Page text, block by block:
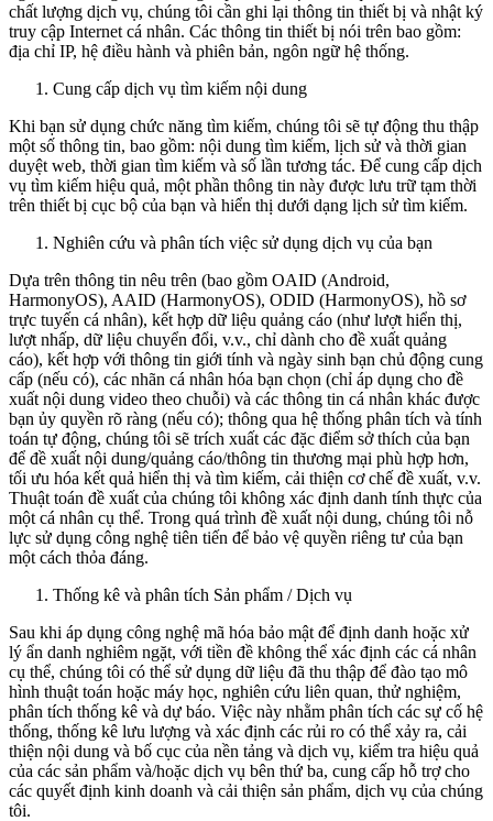
chất lượng dịch vụ, chúng tôi cần ghi lại thông tin thiết bị và nhật ký
truy cập Internet cá nhân. Các thông tin thiết bị nói trên bao gồm:
địa chỉ IP, hệ điều hành và phiên bản, ngôn ngữ hệ thống.
Cung cấp dịch vụ tìm kiếm nội dung
Khi bạn sử dụng chức năng tìm kiếm, chúng tôi sẽ tự động thu thập
một số thông tin, bao gồm: nội dung tìm kiếm, lịch sử và thời gian
duyệt web, thời gian tìm kiếm và số lần tương tác. Để cung cấp dịch
vụ tìm kiếm hiệu quả, một phần thông tin này được lưu trữ tạm thời
trên thiết bị cục bộ của bạn và hiển thị dưới dạng lịch sử tìm kiếm.
Nghiên cứu và phân tích việc sử dụng dịch vụ của bạn
Dựa trên thông tin nêu trên (bao gồm OAID (Android,
HarmonyOS), AAID (HarmonyOS), ODID (HarmonyOS), hồ sơ
trực tuyến cá nhân), kết hợp dữ liệu quảng cáo (như lượt hiển thị,
lượt nhấp, dữ liệu chuyển đổi, v.v., chỉ dành cho đề xuất quảng
cáo), kết hợp với thông tin giới tính và ngày sinh bạn chủ động cung
cấp (nếu có), các nhãn cá nhân hóa bạn chọn (chỉ áp dụng cho đề
xuất nội dung video theo chuỗi) và các thông tin cá nhân khác được
bạn ủy quyền rõ ràng (nếu có); thông qua hệ thống phân tích và tính
toán tự động, chúng tôi sẽ trích xuất các đặc điểm sở thích của bạn
để đề xuất nội dung/quảng cáo/thông tin thương mại phù hợp hơn,
tối ưu hóa kết quả hiển thị và tìm kiếm, cải thiện cơ chế đề xuất, v.v.
Thuật toán đề xuất của chúng tôi không xác định danh tính thực của
một cá nhân cụ thể. Trong quá trình đề xuất nội dung, chúng tôi nỗ
lực sử dụng công nghệ tiên tiến để bảo vệ quyền riêng tư của bạn
một cách thỏa đáng.
Thống kê và phân tích Sản phẩm / Dịch vụ
Sau khi áp dụng công nghệ mã hóa bảo mật để định danh hoặc xử
lý ẩn danh nghiêm ngặt, với tiền đề không thể xác định các cá nhân
cụ thể, chúng tôi có thể sử dụng dữ liệu đã thu thập để đào tạo mô
hình thuật toán hoặc máy học, nghiên cứu liên quan, thử nghiệm,
phân tích thống kê và dự báo. Việc này nhằm phân tích các sự cố hệ
thống, thống kê lưu lượng và xác định các rủi ro có thể xảy ra, cải
thiện nội dung và bố cục của nền tảng và dịch vụ, kiểm tra hiệu quả
của các sản phẩm và/hoặc dịch vụ bên thứ ba, cung cấp hỗ trợ cho
các quyết định kinh doanh và cải thiện sản phẩm, dịch vụ của chúng
tôi.